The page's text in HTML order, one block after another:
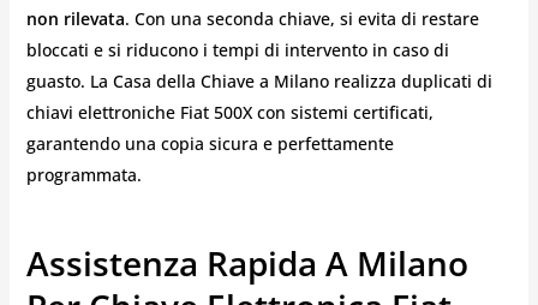
non rilevata. Con una seconda chiave, si evita di restare
bloccati e si riducono i tempi di intervento in caso di
guasto. La Casa della Chiave a Milano realizza duplicati di
chiavi elettroniche Fiat 500X con sistemi certificati,
garantendo una copia sicura e perfettamente
programmata.
Assistenza Rapida A Milano